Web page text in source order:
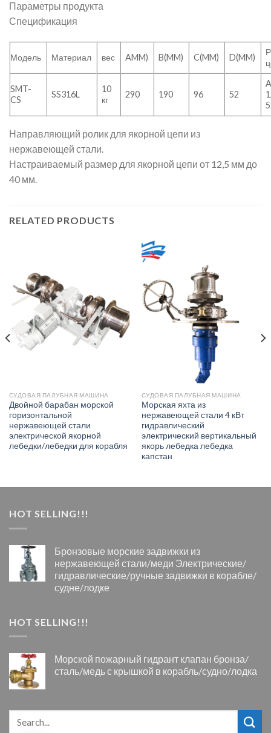
Параметры продукта
Спецификация
Модель Материал вес AMM) B(MM) C(MM) D(MM)
SMT-
CS
SS316L
10
кг
290 190 96 52
Направляющий ролик для якорной цепи из
нержавеющей стали.
Настраиваемый размер для якорной цепи от 12,5 мм до
40 мм.
RELATED PRODUCTS
СУДОВАЯ ПАЛУБНАЯ МАШИНА
Двойной барабан морской
горизонтальной
нержавеющей стали
электрической якорной
лебедки/лебедки для корабля
СУДОВАЯ ПАЛУБНАЯ МАШИНА
Морская яхта из
нержавеющей стали 4 кВт
гидравлический
электрический вертикальный
якорь лебедка лебедка
капстан
HOT SELLING!!!
Бронзовые морские задвижки из
нержавеющей стали/меди Электрические/
гидравлические/ручные задвижки в корабле/
судне/лодке
HOT SELLING!!!
Морской пожарный гидрант клапан бронза/
сталь/медь с крышкой в корабль/судно/лодка